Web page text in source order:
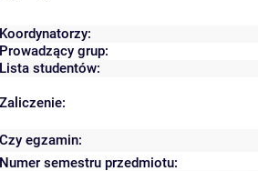
Koordynatorzy:
Prowadzący grup:
Lista studentów:
Zaliczenie:
Czy egzamin:
Numer semestru przedmiotu: